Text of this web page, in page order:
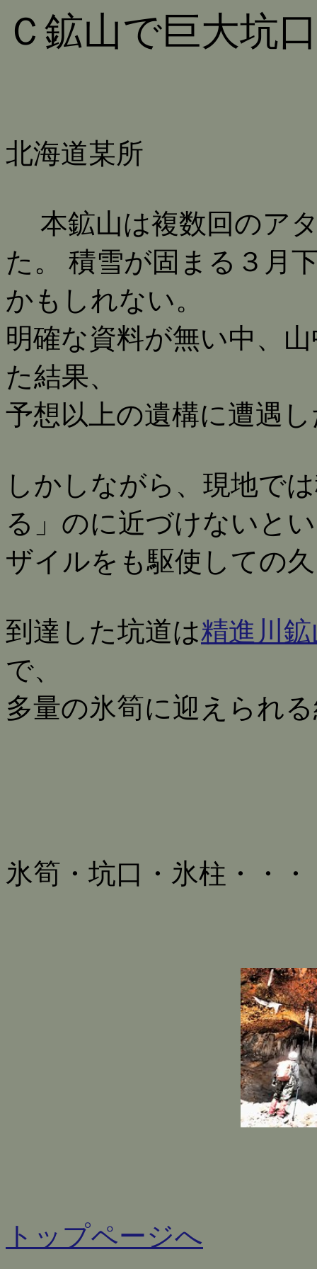
Ｃ鉱山で巨大坑
北海道某所
本鉱山は複数回のア
た。 積雪が固まる３月
かもしれない。
明確な資料が無い中、
た結果、
予想以上の遺構に遭遇
しかしながら、現地で
る」のに近づけないと
ザイルをも駆使しての
到達した坑道は精進川
で、
多量の氷筍に迎えられ
氷筍・坑口・氷柱・・・
トップページへ